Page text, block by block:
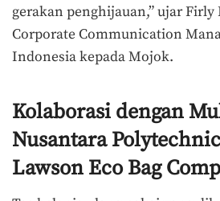
gerakan penghijauan,” ujar
Corporate Communication
Indonesia kepada Mojok.
Kolaborasi dengan
Nusantara
Lawson Eco Bag